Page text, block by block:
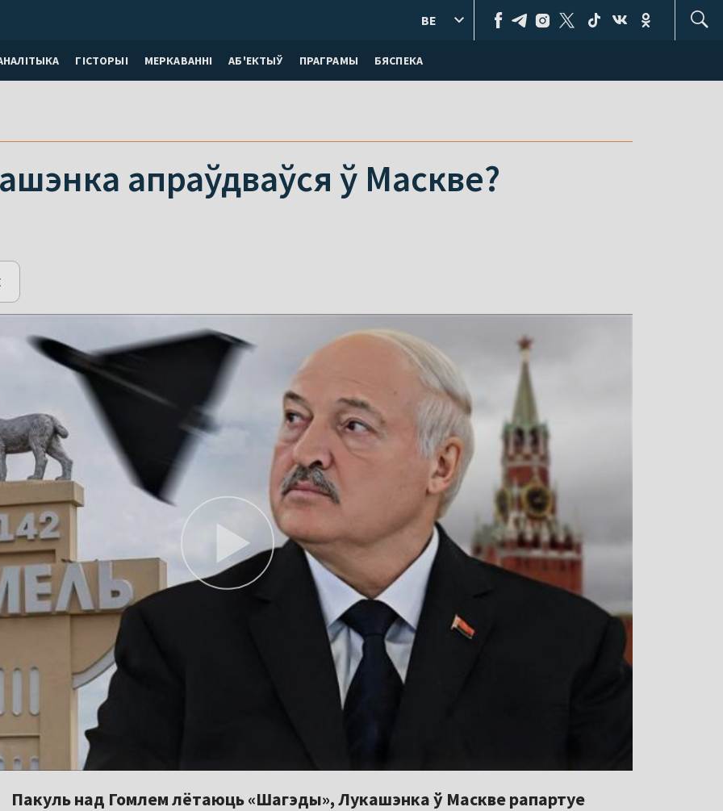
ГІСТОРЫІ МЕРКАВАННI АБ'ЕКТЫЎ ПРАГРАМЫ БЯСПЕКА
BE
апраўдваўся ў Маскве?
Пакуль над Гомлем лётаюць «Шагэды», Лукашэнка ў Маскве рапартуе